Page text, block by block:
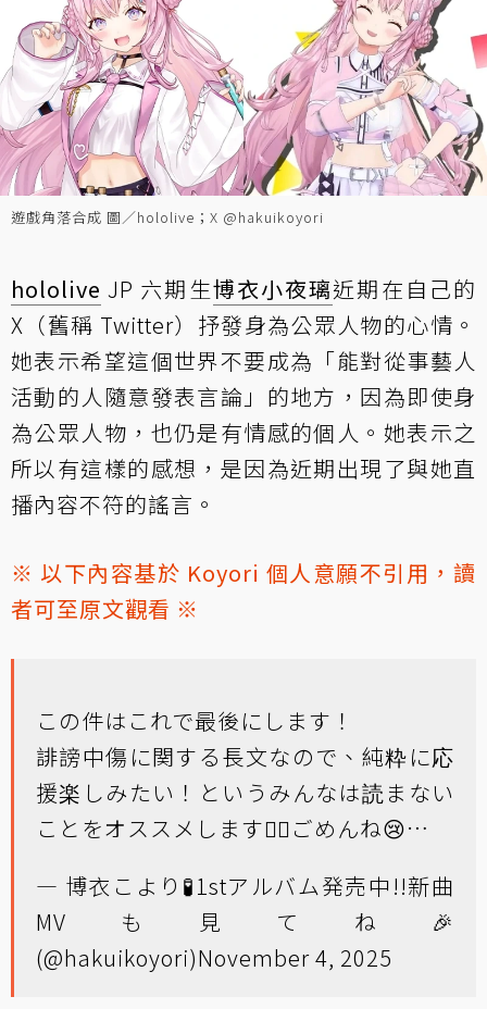
遊戲角落合成 圖／hololive；X @hakuikoyori
hololive JP 六期生博衣小夜璃近期在自己的
X（舊稱 Twitter）抒發身為公眾人物的心情。
她表示希望這個世界不要成為「能對從事藝人
活動的人隨意發表言論」的地方，因為即使身
為公眾人物，也仍是有情感的個人。她表示之
所以有這樣的感想，是因為近期出現了與她直
播內容不符的謠言。
※ 以下內容基於 Koyori 個人意願不引用，讀
者可至原文觀看 ※
この件はこれで最後にします！
誹謗中傷に関する長文なので、純粋に応
援楽しみたい！というみんなは読まない
ことをオススメします🙇‍♀️ごめんね😢…
— 博衣こより🧪1stアルバム発売中!!新曲
MVも見てね🎉
(@hakuikoyori)November 4, 2025